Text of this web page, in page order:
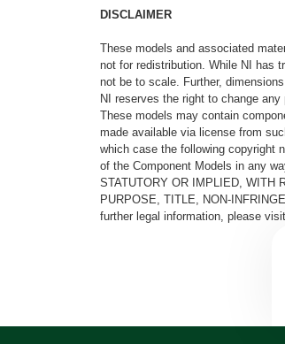
DISCLAIMER
These models and associated
not for redistribution. While NI has
not be to scale. Further,
NI reserves the right to change
These models may contain
made available via license from
which case the following copyright
of the Component Models in any
STATUTORY OR IMPLIED, WITH
PURPOSE, TITLE, NON-
further legal information, please